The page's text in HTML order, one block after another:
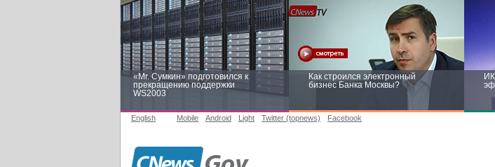
«Mr. Сумкин» подготовился к
прекращению поддержки
WS2003
Как строился электронный
бизнес Банка Москвы?
English Mobile Android Light Twitter (topnews) Facebook